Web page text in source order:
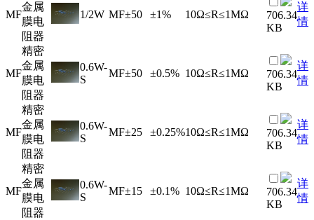
MF
金属
膜电
阻器
1/2W MF±50 ±1% 10Ω≤R≤1MΩ
706.34
KB
详
情
MF
精密
金属
膜电
阻器
0.6W-
S
MF±50 ±0.5% 10Ω≤R≤1MΩ
706.34
KB
详
情
MF
精密
金属
膜电
阻器
0.6W-
S
MF±25 ±0.25%10Ω≤R≤1MΩ
706.34
KB
详
情
MF
精密
金属
膜电
阻器
0.6W-
S
MF±15 ±0.1% 10Ω≤R≤1MΩ
706.34
KB
详
情